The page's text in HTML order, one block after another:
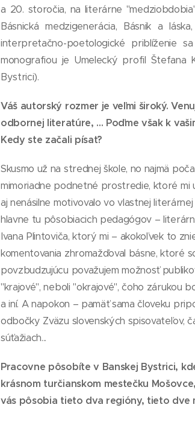
a 20. storočia, na literárne
Básnická medzigenerácia, Básnik a
interpretačno-poetologické priblíženie
monografiou je Umelecký profil Štefana
Bystrici).
Váš autorský rozmer je veľmi široký.
odbornej literatúre, ... Poďme však k
Kedy ste začali písať?
Skusmo už na strednej škole, no najmä
mimoriadne podnetné prostredie, ktoré mi
aj nenásilne motivovalo vo vlastnej
hlavne tu pôsobiacich pedagógov –
Ivana Plintoviča, ktorý mi – akokoľvek to
komentovania zhromažďoval básne, ktoré
povzbudzujúcu považujem možnosť
"krajové", neboli "okrajové", čoho zárukou
a iní. A napokon – pamäť sama človeku
odbočky Zväzu slovenských spisovateľov,
súťažiach...
Pracovne pôsobíte v Banskej Bystrici,
krásnom turčianskom mestečku
vás pôsobia tieto dva regióny, tieto dve